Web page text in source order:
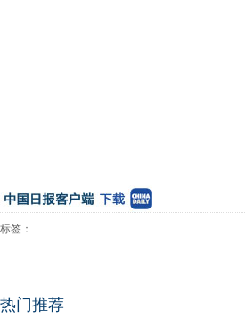
标签：
热门推荐